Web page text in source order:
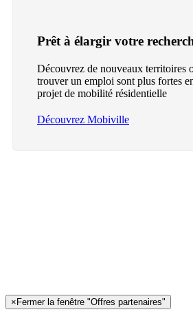
Prêt à élargir votre
Découvrez de nouveaux territoires
trouver un emploi sont plus fortes
projet de mobilité résidentielle
Découvrez Mobiville
× Fermer la fenêtre "Offres partenaires"